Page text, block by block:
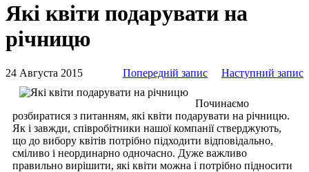
Які квіти подарувати на
річницю
Попередній запис Наступний запис
24 Августа 2015
Починаємо
розбиратися з питанням, які квіти подарувати на річницю.
Як і завжди, співробітники нашої компанії стверджують,
що до вибору квітів потрібно підходити відповідально,
сміливо і неординарно одночасно. Дуже важливо
правильно вирішити, які квіти можна і потрібно підносити